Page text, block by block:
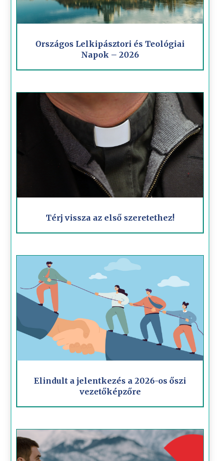
Országos Lelkipásztori és Teológiai
Napok – 2026
Térj vissza az első szeretethez!
Elindult a jelentkezés a 2026-os őszi
vezetőképzőre